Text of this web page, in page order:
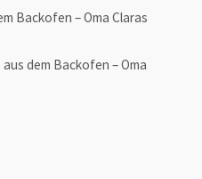
Backofen – Oma Claras
dem Backofen – Oma